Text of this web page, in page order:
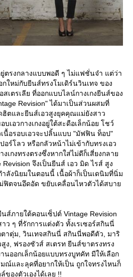
ตรงกลางแบบพอดี ๆ ไม่แฟชั่นจ๋า แต่ว่า
ใหม่กับยีนส์ทรงโมเดิร์นวินเทจ ของ
เตรเลีย ที่ออกแบบไลน์กางเกงยีนส์ของ
Revision" ได้มาเป็นส่วนผสมที่
ฮิตและยีนส์เอวสูงยุคคุณแม่ยังสาว
เอวกางเกงอยู่ใต้สะดือเล็กน้อย โชว์
นื้อรอบเอวจะปลิ้นแบบ "มัฟฟิน ท็อป"
อร์โลว หรือกลัวหน้าไม่เข้ากับทรงเอว
เกงทรงตรงซึ่งหากใส่ไม่ดีก็เสี่ยงกลา
Revision จึงเป็นยีนส์ เอว มิด ไรส์ สูง
ลังนิยมในตอนนี้ เนื้อผ้าก็เป็นเดนิมที่นิ่ม
ฟิตจนอึดอัด ขยับเคลื่อนไหวตัวได้สบา
ส์ภายใต้คอนเซ็ปต์ Vintage Revision
ว ๆ ที่รักการแต่งตัว ทั้งเรเซอร์สกินนี่
าตุ่ม, วินเทจสกินนี่ สกินนี่พอดีตัว, มาริ
ง, ฟรองซัวส์ สเตรท ยีนส์ขาตรงทรง
นออกเล็กน้อยแบบทรงบูทคัท มีให้เลือก
ณ์และลุคที่อยากให้เป็น ถูกใจทรงไหนก็
ของตัวเองได้เลย !!